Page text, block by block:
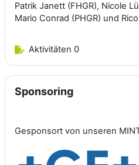
Patrik Janett (FHGR), Nicole
Mario Conrad (PHGR) und
Aktivitäten 0
Sponsoring
Gesponsort von unseren